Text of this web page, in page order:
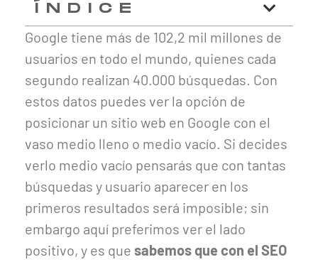
ÍNDICE
Google tiene más de 102,2 mil millones de
usuarios en todo el mundo, quienes cada
segundo realizan 40.000 búsquedas. Con
estos datos puedes ver la opción de
posicionar un sitio web en Google con el
vaso medio lleno o medio vacío. Si decides
verlo medio vacío pensarás que con tantas
búsquedas y usuario aparecer en los
primeros resultados será imposible; sin
embargo aquí preferimos ver el lado
positivo, y es que sabemos que con el SEO